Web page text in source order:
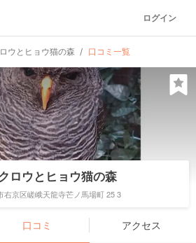
ログイン
ウとヒョウ猫の森 口コミ一覧
ロウとヒョウ猫の森
右京区嵯峨天龍寺芒ノ馬場町 25 3
口コミ アクセス